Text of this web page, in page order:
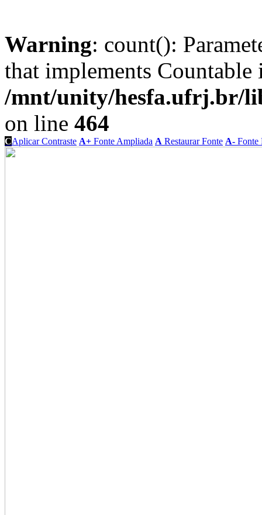
Warning: count():
that implements Countable
/mnt/unity/hesfa.ufrj.br/
on line 464
CAplicar Contraste A+ Fonte Ampliada A Restaurar Fonte A- Fonte